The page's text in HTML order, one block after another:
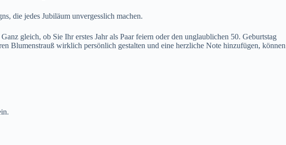
die jedes Jubiläum unvergesslich machen.
gleich, ob Sie Ihr erstes Jahr als Paar feiern oder den unglaublichen 50. Geburtstag
Blumenstrauß wirklich persönlich gestalten und eine herzliche Note hinzufügen, können